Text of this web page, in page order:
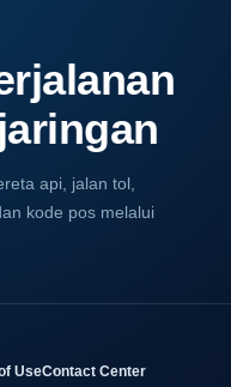
api, jalan tol,
kode pos melalui
UseContact Center